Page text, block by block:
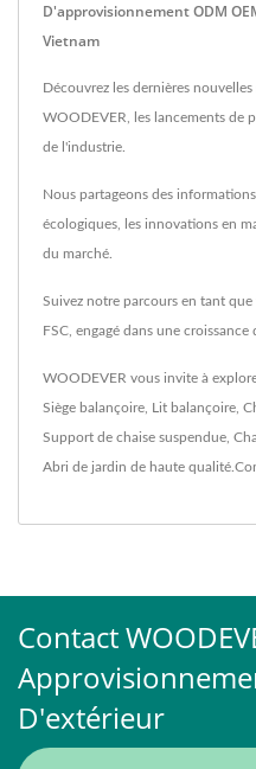
D'approvisionnement ODM
Vietnam
Découvrez les dernières
WOODEVER, les lancements de
de l'industrie.
Nous partageons des
écologiques, les innovations en
du marché.
Suivez notre parcours en tant
FSC, engagé dans une croissance
WOODEVER vous invite à
Siège balançoire, Lit balançoire,
Support de chaise suspendue,
Abri de jardin de haute qualité.
Contact
D'extérieur